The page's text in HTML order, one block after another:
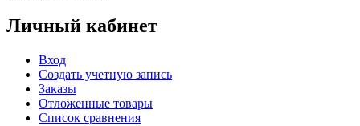
Личный кабинет
Вход
Создать учетную запись
Заказы
Отложенные товары
Список сравнения